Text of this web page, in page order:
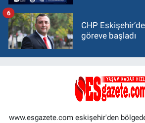
CHP
göreve başladı
6
www.esgazete.com eskişehir'den